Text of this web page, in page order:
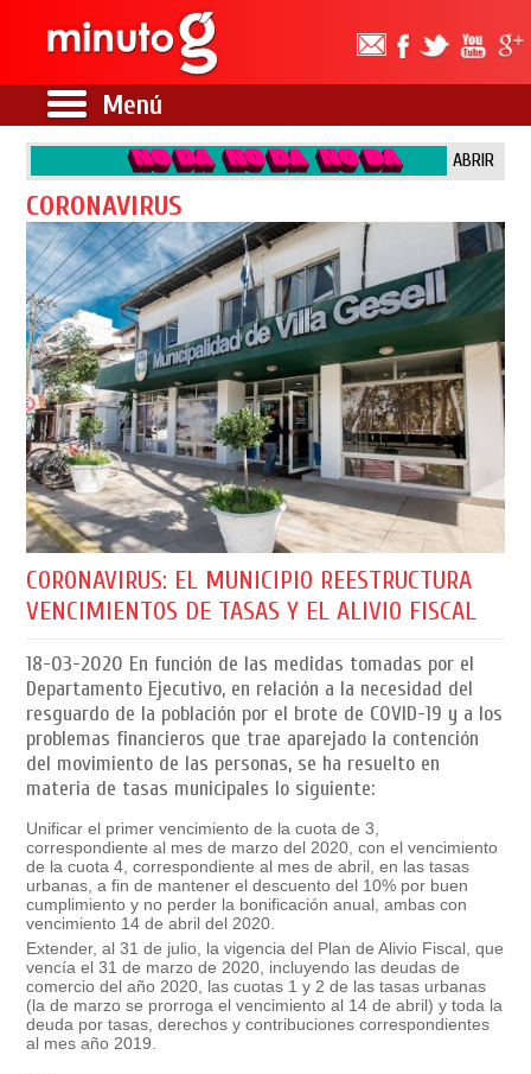
Menú
ABRIR
CORONAVIRUS
CORONAVIRUS: EL MUNICIPIO REESTRUCTURA
VENCIMIENTOS DE TASAS Y EL ALIVIO FISCAL
18-03-2020 En función de las medidas tomadas por el
Departamento Ejecutivo, en relación a la necesidad del
resguardo de la población por el brote de COVID-19 y a los
problemas financieros que trae aparejado la contención
del movimiento de las personas, se ha resuelto en
materia de tasas municipales lo siguiente:
Unificar el primer vencimiento de la cuota de 3,
correspondiente al mes de marzo del 2020, con el vencimiento
de la cuota 4, correspondiente al mes de abril, en las tasas
urbanas, a fin de mantener el descuento del 10% por buen
cumplimiento y no perder la bonificación anual, ambas con
vencimiento 14 de abril del 2020.
Extender, al 31 de julio, la vigencia del Plan de Alivio Fiscal, que
vencía el 31 de marzo de 2020, incluyendo las deudas de
comercio del año 2020, las cuotas 1 y 2 de las tasas urbanas
(la de marzo se prorroga el vencimiento al 14 de abril) y toda la
deuda por tasas, derechos y contribuciones correspondientes
al mes año 2019.